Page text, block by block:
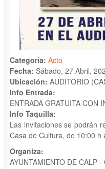
Categoría: Acto
Fecha: Sábado, 27 Abril,
Ubicación: AUDITORIO
Info Entrada:
ENTRADA GRATUITA CON
Info Taquilla:
Las invitaciones se podrán
Casa de Cultura, de 10:00
Organiza:
AYUNTAMIENTO DE CALP